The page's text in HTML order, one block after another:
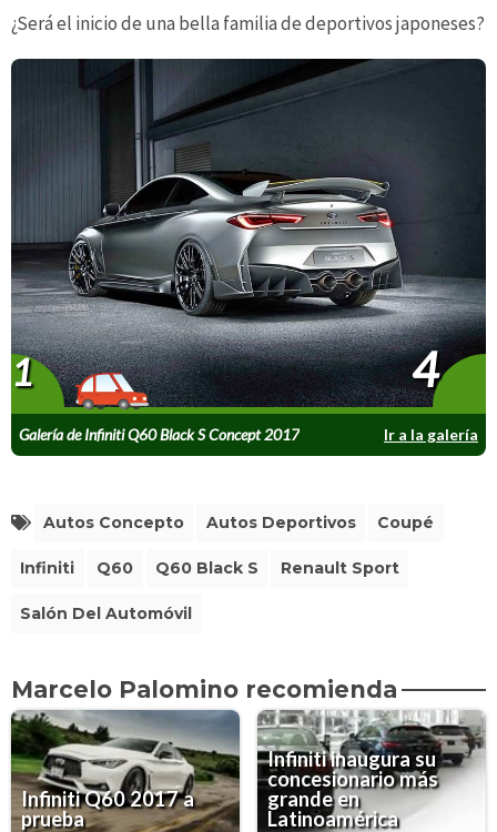
¿Será el inicio de una bella familia de deportivos japoneses?
Galería de Infiniti Q60 Black S Concept 2017 Ir a la galería
1 4
Autos Concepto Autos Deportivos Coupé
Infiniti Q60 Q60 Black S Renault Sport
Salón Del Automóvil
Marcelo Palomino recomienda
Infiniti Q60 2017 a
prueba
Infiniti inaugura su
concesionario más
grande en
Latinoamérica